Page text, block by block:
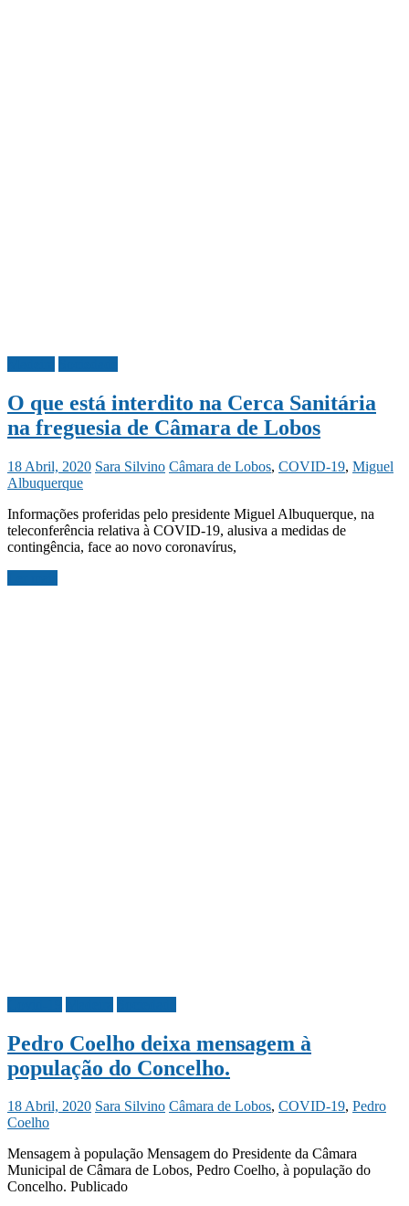
O que está interdito na Cerca Sanitária
na freguesia de Câmara de Lobos
18 Abril, 2020 Sara Silvino Câmara de Lobos, COVID-19, Miguel
Albuquerque
Informações proferidas pelo presidente Miguel Albuquerque, na
teleconferência relativa à COVID-19, alusiva a medidas de
contingência, face ao novo coronavírus,
Pedro Coelho deixa mensagem à
população do Concelho.
18 Abril, 2020 Sara Silvino Câmara de Lobos, COVID-19, Pedro
Coelho
Mensagem à população Mensagem do Presidente da Câmara
Municipal de Câmara de Lobos, Pedro Coelho, à população do
Concelho. Publicado